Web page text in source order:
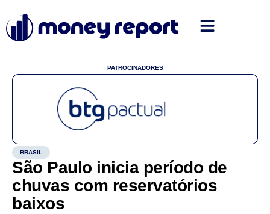
PATROCINADORES
BRASIL
São Paulo inicia período de
chuvas com reservatórios
baixos